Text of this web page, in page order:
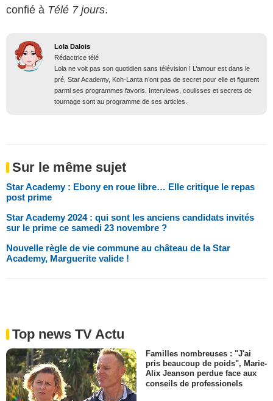
confié à Télé 7 jours.
Lola Dalois
Rédactrice télé
Lola ne voit pas son quotidien sans télévision ! L’amour est dans le
pré, Star Academy, Koh-Lanta n’ont pas de secret pour elle et figurent
parmi ses programmes favoris. Interviews, coulisses et secrets de
tournage sont au programme de ses articles.
Sur le même sujet
Star Academy : Ebony en roue libre… Elle critique le repas
post prime
Star Academy 2024 : qui sont les anciens candidats invités
sur le prime ce samedi 23 novembre ?
Nouvelle règle de vie commune au château de la Star
Academy, Marguerite valide !
Top news TV Actu
Familles nombreuses : "J'ai
pris beaucoup de poids", Marie-
Alix Jeanson perdue face aux
conseils de professionels